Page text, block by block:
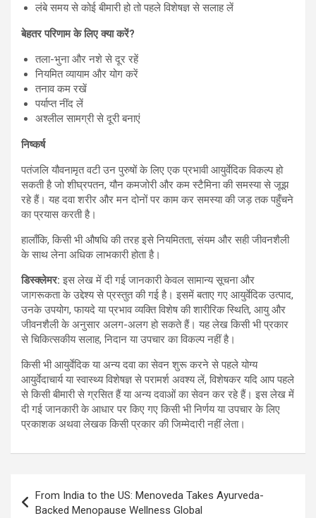
लंबे समय से कोई बीमारी हो तो पहले विशेषज्ञ से सलाह लें
बेहतर परिणाम के लिए क्या करें?
तला-भुना और नशे से दूर रहें
नियमित व्यायाम और योग करें
तनाव कम रखें
पर्याप्त नींद लें
अश्लील सामग्री से दूरी बनाएं
निष्कर्ष
पतंजलि यौवनामृत वटी उन पुरुषों के लिए एक प्रभावी आयुर्वेदिक विकल्प हो
सकती है जो शीघ्रपतन, यौन कमजोरी और कम स्टैमिना की समस्या से जूझ
रहे हैं। यह दवा शरीर और मन दोनों पर काम कर समस्या की जड़ तक पहुँचने
का प्रयास करती है।
हालाँकि, किसी भी औषधि की तरह इसे नियमितता, संयम और सही जीवनशैली
के साथ लेना अधिक लाभकारी होता है।
डिस्क्लेमर: इस लेख में दी गई जानकारी केवल सामान्य सूचना और
जागरूकता के उद्देश्य से प्रस्तुत की गई है। इसमें बताए गए आयुर्वेदिक उत्पाद,
उनके उपयोग, फायदे या प्रभाव व्यक्ति विशेष की शारीरिक स्थिति, आयु और
जीवनशैली के अनुसार अलग-अलग हो सकते हैं। यह लेख किसी भी प्रकार
से चिकित्सकीय सलाह, निदान या उपचार का विकल्प नहीं है।
किसी भी आयुर्वेदिक या अन्य दवा का सेवन शुरू करने से पहले योग्य
आयुर्वेदाचार्य या स्वास्थ्य विशेषज्ञ से परामर्श अवश्य लें, विशेषकर यदि आप पहले
से किसी बीमारी से ग्रसित हैं या अन्य दवाओं का सेवन कर रहे हैं। इस लेख में
दी गई जानकारी के आधार पर किए गए किसी भी निर्णय या उपचार के लिए
प्रकाशक अथवा लेखक किसी प्रकार की जिम्मेदारी नहीं लेता।
navigation
From India to the US: Menoveda Takes Ayurveda-
Backed Menopause Wellness Global